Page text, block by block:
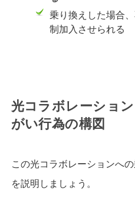
乗り換えした場合
制加入させられる
光コラボレーショ
がい行為の構図
この光コラボレーションへ
を説明しましょう。